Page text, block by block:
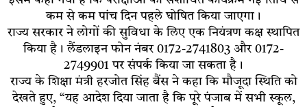
कम से कम पांच दिन पहले घोषित किया जाएगा।
राज्य सरकार ने लोगों की सुविधा के लिए एक नियंत्रण कक्ष स्थापित
किया है। लैंडलाइन फोन नंबर 0172-2741803 और 0172-
2749901 पर संपर्क किया जा सकता है।
राज्य के शिक्षा मंत्री हरजोत सिंह बैंस ने कहा कि मौजूदा स्थिति को
देखते हुए, “यह आदेश दिया जाता है कि पूरे पंजाब में सभी स्कूल,